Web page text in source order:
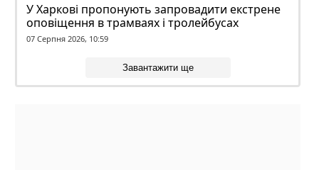
У Харкові пропонують запровадити екстрене
оповіщення в трамваях і тролейбусах
07 Серпня 2026, 10:59
Завантажити ще